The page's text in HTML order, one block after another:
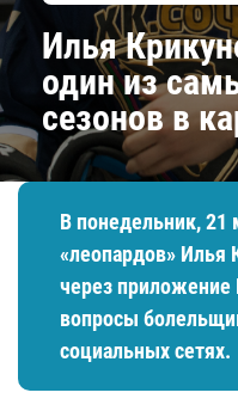
Илья
один из
сезонов в
В понедельник, 21
«леопардов» Илья
через приложение
вопросы
социальных сетях.